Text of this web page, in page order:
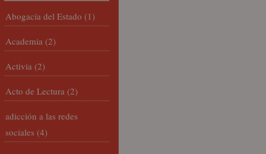
Abogacía del Estado (1)
Academia (2)
Activia (2)
Acto de Lectura (2)
adicción a las redes
sociales (4)